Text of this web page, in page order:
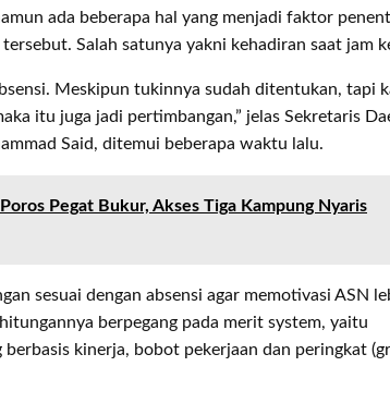
ada beberapa hal yang menjadi faktor
Salah satunya yakni kehadiran saat jam
Meskipun tukinnya sudah ditentukan, tapi
itu juga jadi pertimbangan,” jelas Sekretaris
Said, ditemui beberapa waktu lalu.
Pegat Bukur, Akses Tiga Kampung Nyaris
sesuai dengan absensi agar memotivasi ASN
berpegang pada merit system, yaitu
kinerja, bobot pekerjaan dan peringkat